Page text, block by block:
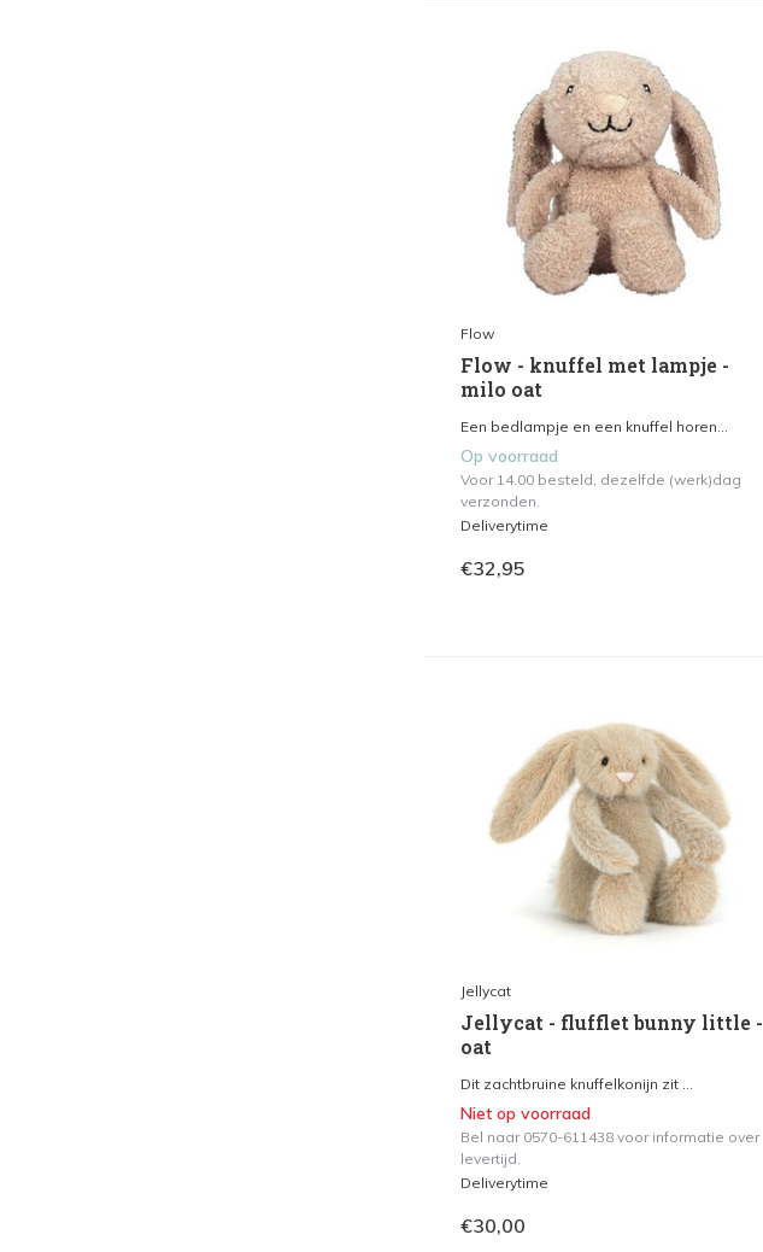
Flow
Flow - knuffel met lampje -
milo oat
Een bedlampje en een knuffel horen...
Op voorraad
Voor 14.00 besteld, dezelfde (werk)dag
verzonden.
Deliverytime
€32,95
Jellycat
Jellycat - flufflet bunny little -
oat
Dit zachtbruine knuffelkonijn zit ...
Niet op voorraad
Bel naar 0570-611438 voor informatie over
levertijd.
Deliverytime
€30,00